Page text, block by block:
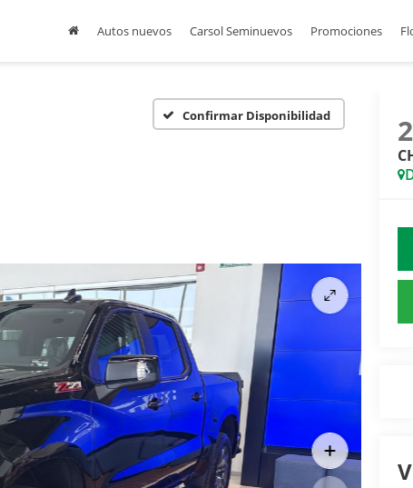
Autos nuevos Carsol Seminuevos Promociones
Confirmar Disponibilidad